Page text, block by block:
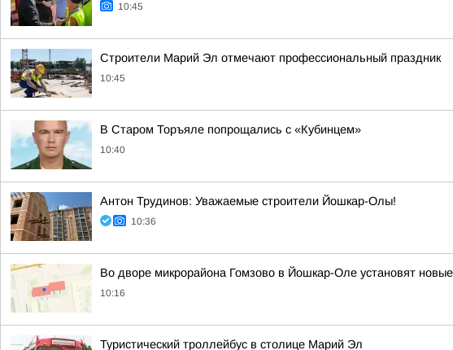
10:45
Строители Марий Эл отмечают профессиональный праздник
10:45
В Старом Торъяле попрощались с «Кубинцем»
10:40
Антон Трудинов: Уважаемые строители Йошкар-Олы!
10:36
Во дворе микрорайона Гомзово в Йошкар-Оле установят новые
10:16
Туристический троллейбус в столице Марий Эл